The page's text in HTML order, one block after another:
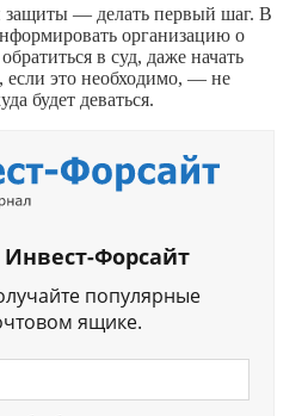
защиты — делать первый шаг. В
организацию о
в суд, даже начать
если это необходимо, — не
будет деваться.
Инвест-Форсайт
популярные
ящике.